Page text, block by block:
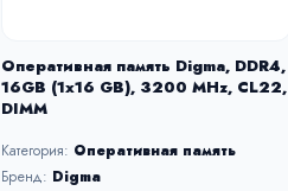
Оперативная память Digma, DDR4,
16GB (1x16 GB), 3200 MHz, CL22,
DIMM
Категория: Оперативная память
Бренд: Digma